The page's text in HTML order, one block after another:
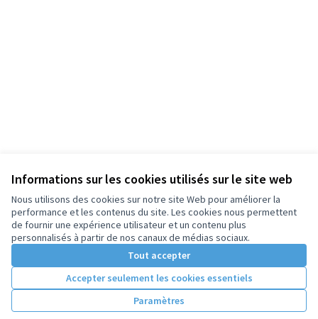
Informations sur les cookies utilisés sur le site web
Nous utilisons des cookies sur notre site Web pour améliorer la
performance et les contenus du site. Les cookies nous permettent
de fournir une expérience utilisateur et un contenu plus
personnalisés à partir de nos canaux de médias sociaux.
Tout accepter
Accepter seulement les cookies essentiels
Paramètres